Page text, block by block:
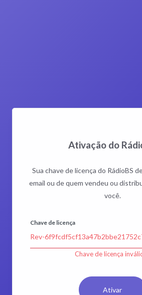
Ativação do
Sua chave de licença do RádioBS
email ou de quem vendeu ou
você.
Chave de licença
Chave de licença
Ativar